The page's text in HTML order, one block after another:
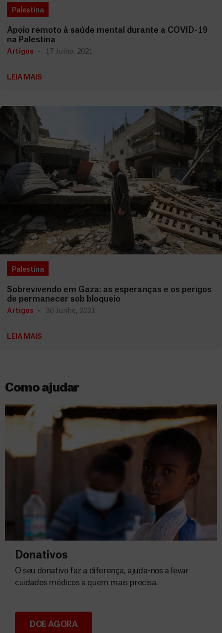
Palestina
Apoio remoto à saúde mental durante a COVID-19
na Palestina
Artigos 17 Julho, 2021
LEIA MAIS
Palestina
Sobrevivendo em Gaza: as esperanças e os perigos
de permanecer sob bloqueio
Artigos 30 Junho, 2021
LEIA MAIS
Como ajudar
Donativos
O seu donativo faz a diferença, ajuda-nos a levar
cuidados médicos a quem mais precisa.
DOE AGORA